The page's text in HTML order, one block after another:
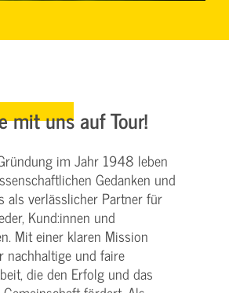
mit uns auf Tour!
im Jahr 1948 leben
Gedanken und
als verlässlicher Partner für
Kund:innen und
Mit einer klaren Mission
nachhaltige und faire
die den Erfolg und das